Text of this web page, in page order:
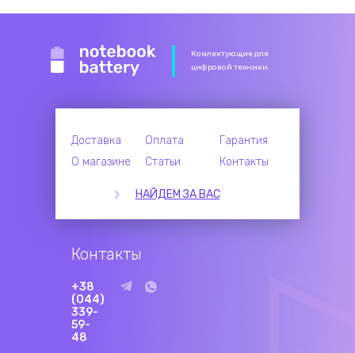
Комлектующие для
цифровой техники
Доставка Оплата
Гарантия
О магазине
Статьи Контакты
НАЙДЕМ ЗА ВАС
Контакты
+38
(044)
339-
59-
48